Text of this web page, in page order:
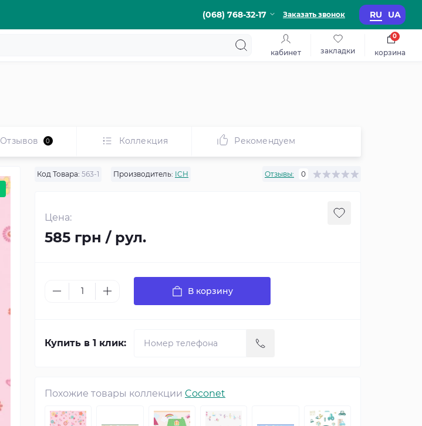
(068) 768-32-17 Заказать звонок RU UA
кабинет закладки корзина
0
Отзывов 0 Коллекция Рекомендуем
Код Товара: 563-1 Производитель: ICH Отзывы: 0
Цена:
585 грн / рул.
В корзину
Купить в 1 клик:
Похожие товары коллекции Coconet